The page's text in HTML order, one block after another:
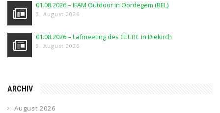
01.08.2026 – IFAM Outdoor in Oordegem (BEL)
3. August 2026
01.08.2026 – Lafmeeting des CELTIC in Diekirch
3. August 2026
ARCHIV
August 2026